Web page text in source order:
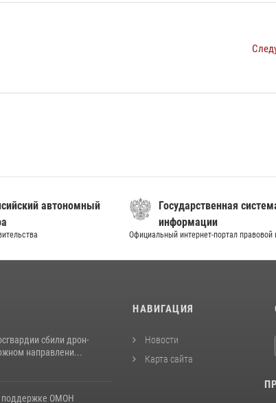
автономный
Государственная
информации
Официальный интернет-портал
сбили дрон-
направлени...
поддержке ОМОН
НАВИГАЦИЯ
Новости
Карта сайта